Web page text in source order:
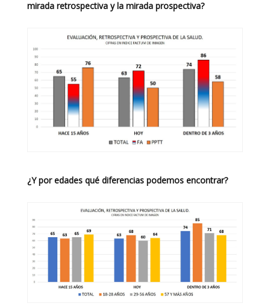
mirada retrospectiva y la mirada prospectiva?
¿Y por edades qué diferencias podemos encontrar?